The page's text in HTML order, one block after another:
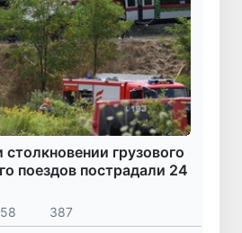
грузового
поездов пострадали 24
387